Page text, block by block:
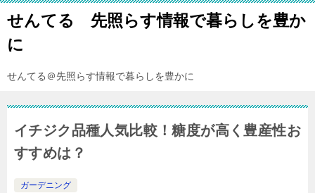
せんてる 先照らす情報で暮らしを豊か
に
せんてる＠先照らす情報で暮らしを豊かに
イチジク品種人気比較！糖度が高く豊産性お
すすめは？
ガーデニング